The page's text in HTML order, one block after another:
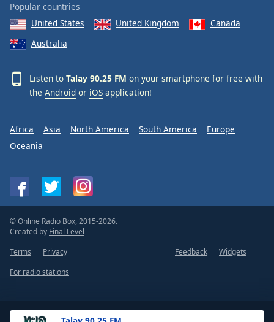
Popular countries
United States
United Kingdom
Canada
Australia
Listen to Talay 90.25 FM on your smartphone for free with
the Android or iOS application!
Africa Asia North America South America
Europe
Oceania
© Online Radio Box, 2015-2026.
Created by Final Level
Terms
Privacy Feedback
Widgets
For radio stations